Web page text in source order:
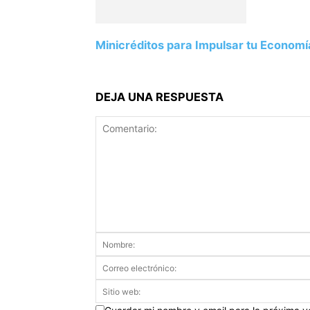
Minicréditos para Impulsar tu
DEJA UNA RESPUESTA